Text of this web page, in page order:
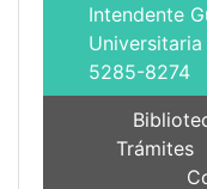
Intendente
Universitaria
5285-8274
Trámites